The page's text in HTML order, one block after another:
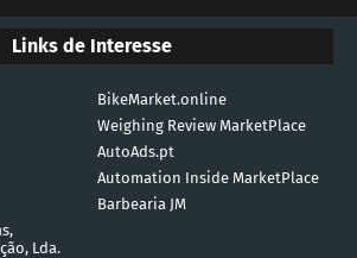
Links de Interesse
BikeMarket.online
Weighing Review MarketPlace
AutoAds.pt
Automation Inside MarketPlace
Barbearia JM
Lda.